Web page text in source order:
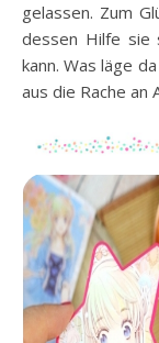
gelassen. Zum
dessen Hilfe sie
kann. Was läge
aus die Rache an